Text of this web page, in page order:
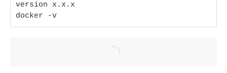
version x.x.x
docker -v